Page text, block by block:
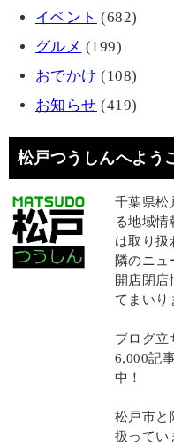
イベント (682)
グルメ (199)
おでかけ (108)
お知らせ (419)
松戸つうしんへよう
千葉県松
る地域情
は取り扱
隣のニュ
開店閉店
てまいり
ブログ立
6,000記
中！
松戸市と
扱ってい